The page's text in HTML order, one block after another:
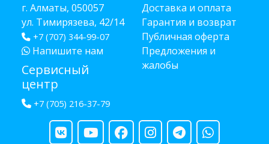
г. Алматы, 050057
ул. Тимирязева, 42/14
+7 (707) 344-99-07
Напишите нам
Сервисный
центр
+7 (705) 216-37-79
Доставка и оплата
Гарантия и возврат
Публичная оферта
Предложения и
жалобы